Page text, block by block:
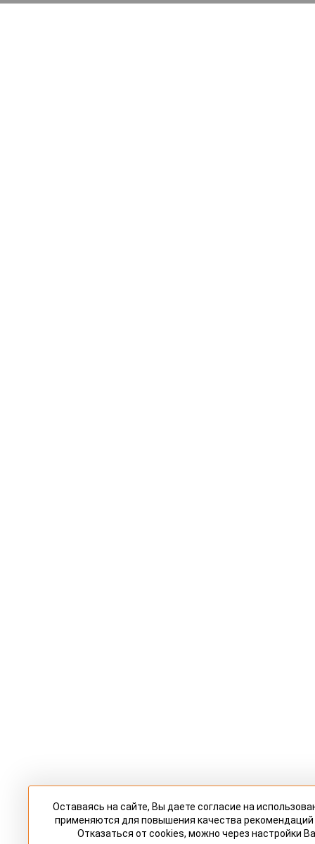
Оставаясь на сайте, Вы даете согласие на
применяются для повышения качества
Отказаться от cookies, можно через настройки